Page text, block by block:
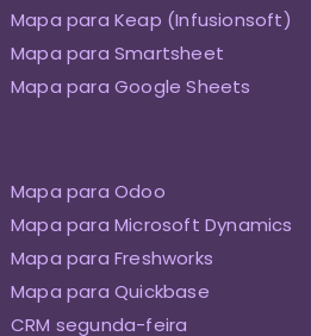
Mapa para Keap (Infusionsoft)
Mapa para Smartsheet
Mapa para Google Sheets
Mapa para Odoo
Mapa para Microsoft Dynamics
Mapa para Freshworks
Mapa para Quickbase
CRM segunda-feira